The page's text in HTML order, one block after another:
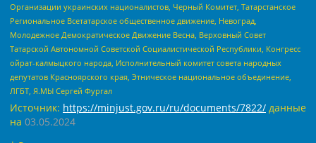
Организации украинских националистов, Черный Комитет, Татарстанское
Региональное Всетатарское общественное движение, Невоград,
Молодежное Демократическое Движение Весна, Верховный Совет
Татарской Автономной Советской Социалистической Республики, Конгресс
ойрат-калмыцкого народа, Исполнительный комитет совета народных
депутатов Красноярского края, Этническое национальное объединение,
ЛГБТ, Я.МЫ Сергей Фургал
Источник: https://minjust.gov.ru/ru/documents/7822/ данные
на 03.05.2024